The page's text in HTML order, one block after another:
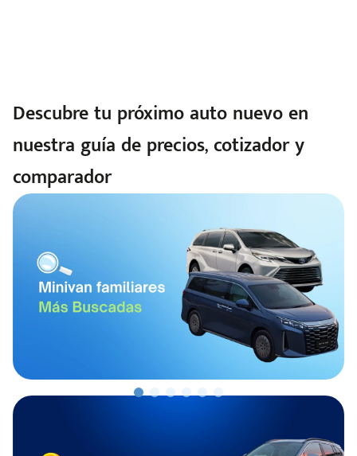
Descubre tu próximo auto nuevo en
nuestra guía de precios, cotizador y
comparador